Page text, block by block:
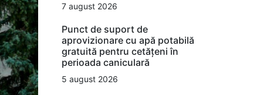
7 august 2026
Punct de suport de
aprovizionare cu apă potabilă
gratuită pentru cetățeni în
perioada caniculară
5 august 2026